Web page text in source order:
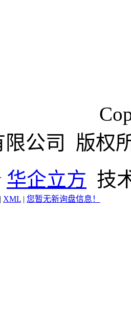
限公司 版权
华企立方 技
| XML | 您暂无新询盘信息！